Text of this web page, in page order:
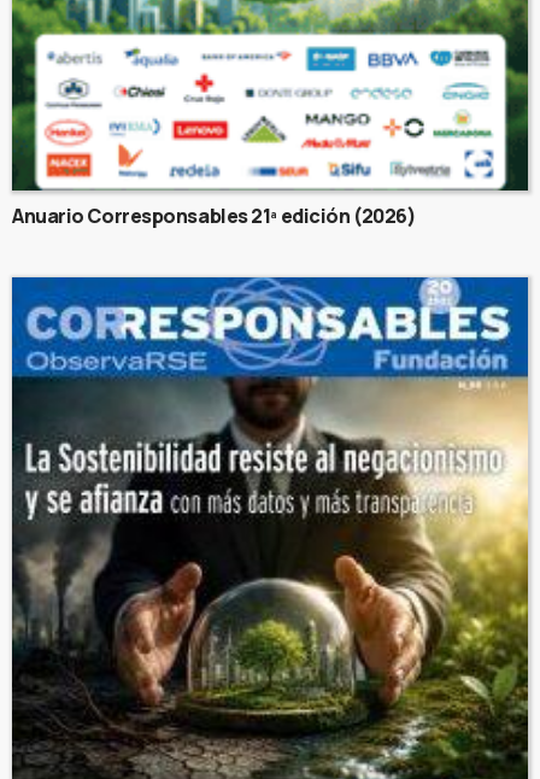
Anuario Corresponsables 21ª edición (2026)